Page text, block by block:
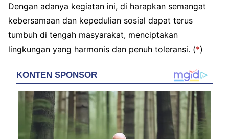
Dengan adanya kegiatan ini, di harapkan semangat
kebersamaan dan kepedulian sosial dapat terus
tumbuh di tengah masyarakat, menciptakan
lingkungan yang harmonis dan penuh toleransi. (*)